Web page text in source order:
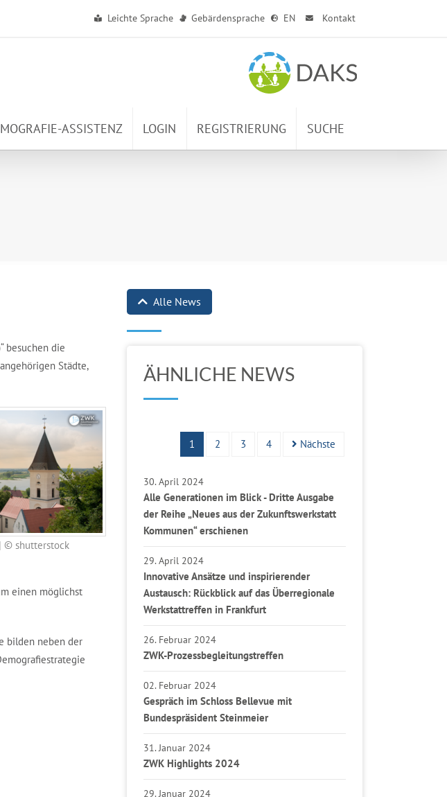
Leichte Sprache Gebärdensprache EN Kontakt
ASSISTENZ LOGIN REGISTRIERUNG SUCHE
besuchen die
Städte,
© shutterstock
einen möglichst
bilden neben der
Alle News
ÄHNLICHE NEWS
1 2 3 4 Nächste
30. April 2024
Alle Generationen im Blick - Dritte Ausgabe
der Reihe „Neues aus der Zukunftswerkstatt
Kommunen“ erschienen
29. April 2024
Innovative Ansätze und inspirierender
Austausch: Rückblick auf das Überregionale
Werkstattreffen in Frankfurt
26. Februar 2024
ZWK-Prozessbegleitungstreffen
02. Februar 2024
Gespräch im Schloss Bellevue mit
Bundespräsident Steinmeier
31. Januar 2024
ZWK Highlights 2024
29. Januar 2024